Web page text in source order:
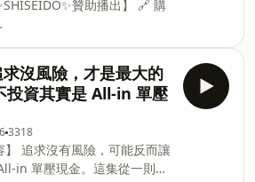
redirect?
專屬團購優惠
折 200 元 TIONE／
再享： ✅ 新會員現
折 200 元 ※
累折，依前面優惠折抵後金額
不到原價
贊助播出】 🔗 購
保養品終於來了！✨ 這次推
是我平常真的就在
超級喜歡的一套保養品。 📅
獨家優惠組合 ・
男人極致抗老修護
」，專屬優惠價再享
沒風險，才是最大的
投資其實是 All-in 單壓
3318
而讓
in 單壓現金。這集從一則